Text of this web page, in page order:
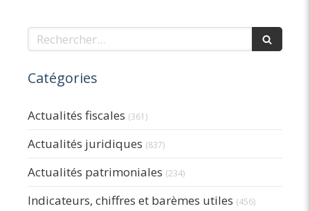
Rechercher
Catégories
Actualités fiscales (361)
Actualités juridiques (837)
Actualités patrimoniales (234)
Indicateurs, chiffres et barèmes utiles (456)